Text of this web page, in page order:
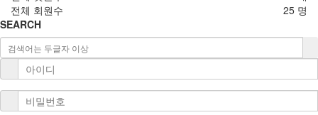
25 명
전체 회원수
SEARCH